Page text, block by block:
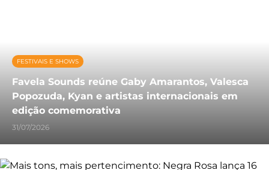
FESTIVAIS E SHOWS
Favela Sounds reúne Gaby Amarantos, Valesca
Popozuda, Kyan e artistas internacionais em
edição comemorativa
31/07/2026